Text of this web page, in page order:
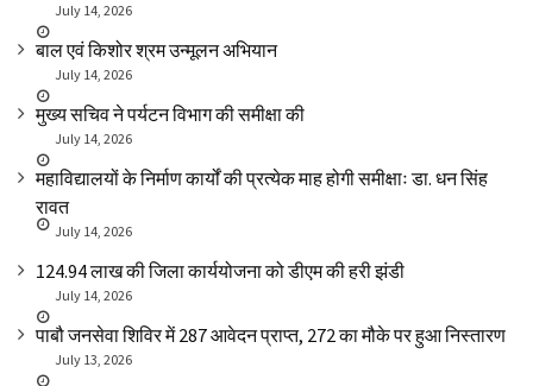
July 14, 2026
बाल एवं किशोर श्रम उन्मूलन अभियान
July 14, 2026
मुख्य सचिव ने पर्यटन विभाग की समीक्षा की
July 14, 2026
महाविद्यालयों के निर्माण कार्यों की प्रत्येक माह होगी समीक्षाः डा. धन सिंह
रावत
July 14, 2026
₹124.94 लाख की जिला कार्ययोजना को डीएम की हरी झंडी
July 14, 2026
पाबौ जनसेवा शिविर में 287 आवेदन प्राप्त, 272 का मौके पर हुआ निस्तारण
July 13, 2026